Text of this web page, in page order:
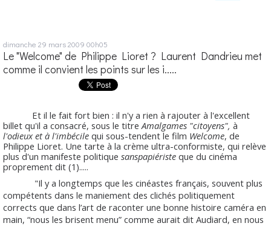
dimanche 29 mars 2009 00h05
Le "Welcome" de Philippe Lioret ? Laurent Dandrieu met
comme il convient les points sur les i.....
Et il le fait fort bien : il n'y a rien à rajouter à l'excellent
billet qu'il a consacré, sous le titre Amalgames "citoyens", à
l'odieux et à l'imbécile qui sous-tendent le film Welcome, de
Philippe Lioret. Une tarte à la crème ultra-conformiste, qui relève
plus d'un manifeste politique sanspapiériste que du cinéma
proprement dit (1).....
"Il y a longtemps que les cinéastes français, souvent plus
compétents dans le maniement des clichés politiquement
corrects que dans l’art de raconter une bonne histoire caméra en
main, “nous les brisent menu” comme aurait dit Audiard, en nous